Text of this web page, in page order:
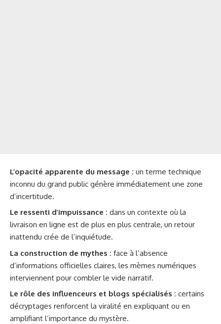
L’opacité apparente du message : un terme technique
inconnu du grand public génère immédiatement une zone
d’incertitude.
Le ressenti d’impuissance : dans un contexte où la
livraison en ligne est de plus en plus centrale, un retour
inattendu crée de l’inquiétude.
La construction de mythes : face à l’absence
d’informations officielles claires, les mèmes numériques
interviennent pour combler le vide narratif.
Le rôle des influenceurs et blogs spécialisés : certains
décryptages renforcent la viralité en expliquant ou en
amplifiant l’importance du mystère.